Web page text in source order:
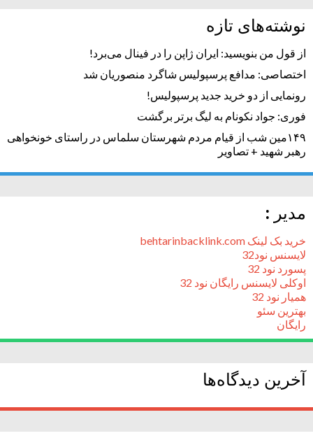
نوشته‌های تازه
از قول من بنویسید: ایران ژاپن را در فینال می‌برد!
اختصاصی: مدافع پرسپولیس شاگرد منصوریان شد
رونمایی از دو خرید جدید پرسپولیس!
فوری: جواد نکونام به لیگ برتر برگشت
۱۴۹مین شب از قیام مردم شهرستان سلماس در راستای خونخواهی
رهبر شهید + تصاویر
مدیر :
خرید بک لینک behtarinbacklink.com
لایسنس نود32
پسورد نود 32
اوکلی لایسنس رایگان نود 32
همیار نود 32
بهترین سئو
رایگان
آخرین دیدگاه‌ها